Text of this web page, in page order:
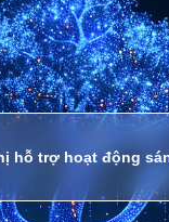
hỗ trợ hoạt động